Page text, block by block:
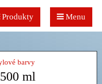
Produkty Menu
barvy
ml